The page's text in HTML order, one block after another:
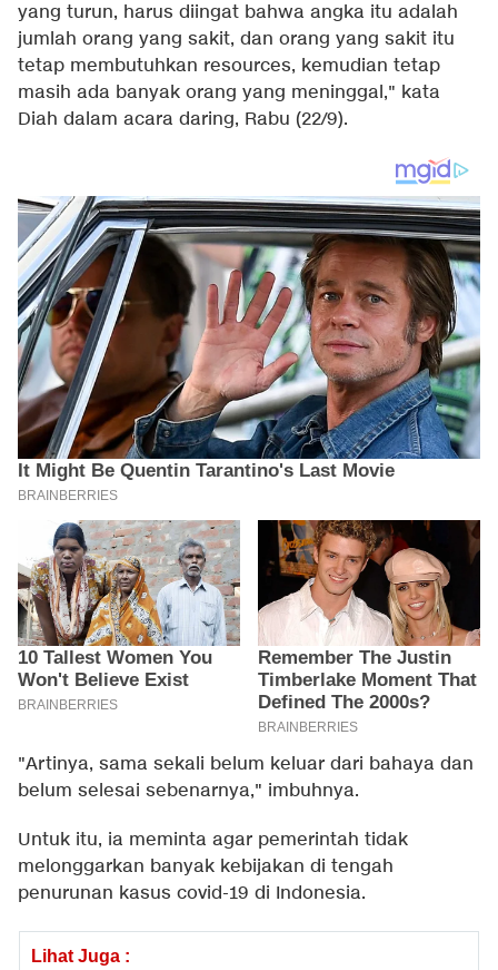
yang turun, harus diingat bahwa angka itu adalah
jumlah orang yang sakit, dan orang yang sakit itu
tetap membutuhkan resources, kemudian tetap
masih ada banyak orang yang meninggal," kata
Diah dalam acara daring, Rabu (22/9).
"Artinya, sama sekali belum keluar dari bahaya dan
belum selesai sebenarnya," imbuhnya.
Untuk itu, ia meminta agar pemerintah tidak
melonggarkan banyak kebijakan di tengah
penurunan kasus covid-19 di Indonesia.
Lihat Juga :